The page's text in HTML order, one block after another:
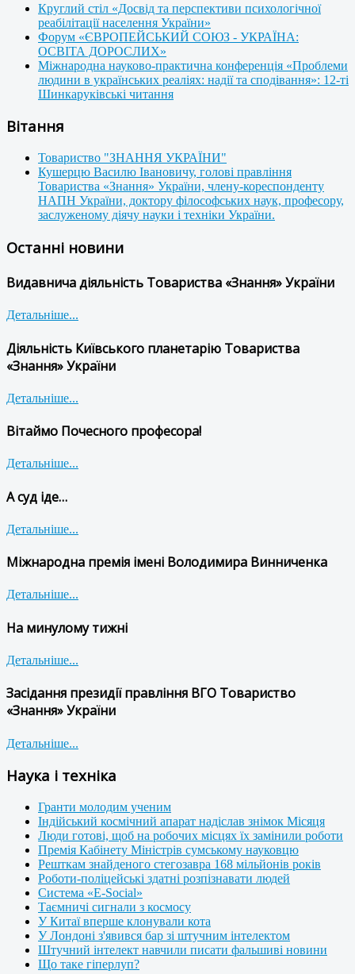
Круглий стіл «Досвід та перспективи психологічної
реабілітації населення України»
Форум «ЄВРОПЕЙСЬКИЙ СОЮЗ - УКРАЇНА:
ОСВІТА ДОРОСЛИХ»
Міжнародна науково-практична конференція «Проблеми
людини в українських реаліях: надії та сподівання»: 12-ті
Шинкаруківські читання
Вітання
Товариство "ЗНАННЯ УКРАЇНИ"
Кушерцю Василю Івановичу, голові правління
Товариства «Знання» України, члену-кореспонденту
НАПН України, доктору філософських наук, професору,
заслуженому діячу науки і техніки України.
Останні новини
Видавнича діяльність Товариства «Знання» України
Детальніше...
Діяльність Київського планетарію Товариства
«Знання» України
Детальніше...
Вітаймо Почесного професора!
Детальніше...
А суд іде…
Детальніше...
Міжнародна премія імені Володимира Винниченка
Детальніше...
На минулому тижні
Детальніше...
Засідання президії правління ВГО Товариство
«Знання» України
Детальніше...
Наука і техніка
Гранти молодим ученим
Індійський космічний апарат надіслав знімок Місяця
Люди готові, щоб на робочих місцях їх замінили роботи
Премія Кабінету Міністрів сумському науковцю
Решткам знайденого стегозавра 168 мільйонів років
Роботи-поліцейські здатні розпізнавати людей
Система «E-Social»
Таємничі сигнали з космосу
У Китаї вперше клонували кота
У Лондоні з'явився бар зі штучним інтелектом
Штучний інтелект навчили писати фальшиві новини
Що таке гіперлуп?